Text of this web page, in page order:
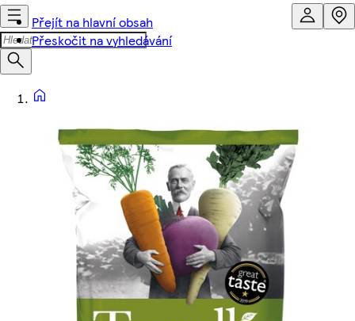
Přejít na hlavní obsah
Přeskočit na vyhledávání